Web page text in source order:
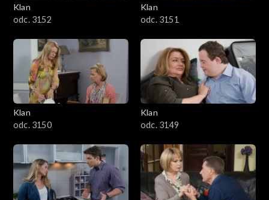
Klan
odc. 3152
Klan
odc. 3151
Klan
odc. 3150
Klan
odc. 3149